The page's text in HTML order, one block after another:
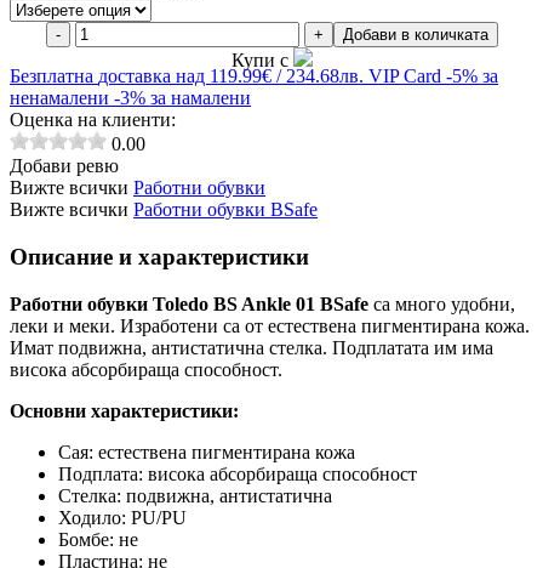
- + Добави в количката
Купи с
Безплатна доставка над 119.99€ / 234.68лв. VIP Card -5% за
ненамалени -3% за намалени
Оценка на клиенти:
0.00
Добави ревю
Вижте всички Работни обувки
Вижте всички Работни обувки BSafe
Описание и характеристики
Работни обувки Toledo BS Ankle 01 BSafe са много удобни,
леки и меки. Изработени са от естествена пигментирана кожа.
Имат подвижна, антистатична стелка. Подплатата им има
висока абсорбираща способност.
Основни характеристики:
Сая: естествена пигментирана кожа
Подплата: висока абсорбираща способност
Стелка: подвижна, антистатична
Ходило: PU/PU
Бомбе: не
Пластина: не